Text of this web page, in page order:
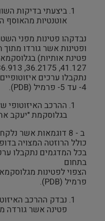
ביצעתי בדיקות
אוטנטיות מהאוסף
נבדקהו פטינות מפני
ופטינות אשר גורדו מתוך
פטינת אותיות)
41.127, 36.2175, 236.913. בכל המדגמים
נתקבלו ערכים
4- עד 5- פרמיל (PDB).
ההרכב האיזוטופי
בגלוסקמת "יעקב
ב - 8 דוגמאות אשר
כולל הרוזטה המצויה
בכל המדגמים נתקבלו
בתחום
פרמיל (PDB).
פטינה אשר גורדה